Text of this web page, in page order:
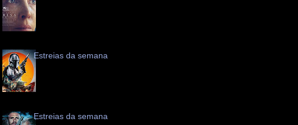
Estreias da semana
Estreias da semana